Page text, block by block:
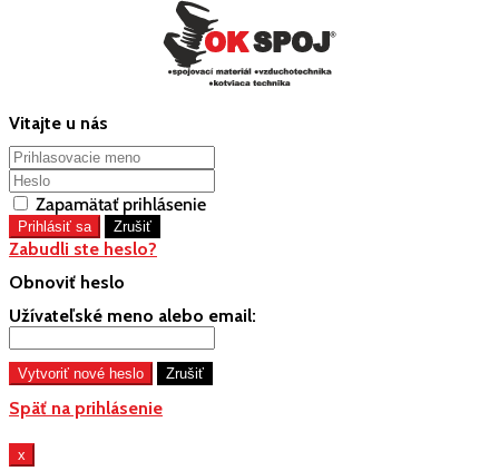
Vitajte u nás
Zapamätať prihlásenie
Zabudli ste heslo?
Obnoviť heslo
Užívateľské meno alebo email:
Späť na prihlásenie
x